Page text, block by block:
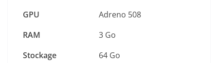
GPU
Adreno 508
RAM
3 Go
Stockage
64 Go